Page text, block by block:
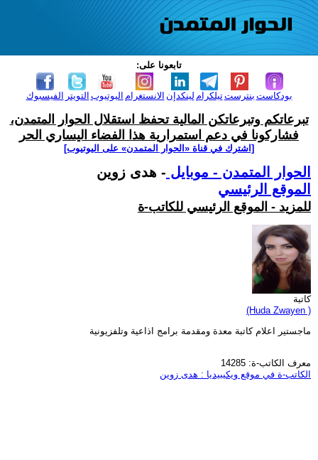
تابعونا على:
الفيسبوك التويتر اليوتيوب الانستغرام لينكدإن تيلكرامبنترست بودكاست
تبرعاتكم وتبرعاتكن المالية تحفظ استقلال الحوار المتمدن،
فشاركونا في دعم استمرارية هذا الفضاء اليساري الحر
[اشترك في قناة ‫«الحوار المتمدن» على اليوتيوب]
الحوار المتمدن - موبايل - هدى زوين
الموقع الرئيسي
للمزيد - الموقع الرئيسي للكاتب-ة
كاتبة
(Huda Zwayen )
ماجستير اعلام كاتبة معدة ومقدمة برامج اذاعية وتلفزيونية
معرف الكاتب-ة: 14285
الكاتب-ة في موقع ويكيبيديا : هدى زوين